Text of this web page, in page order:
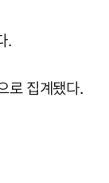
.
로 집계됐다.